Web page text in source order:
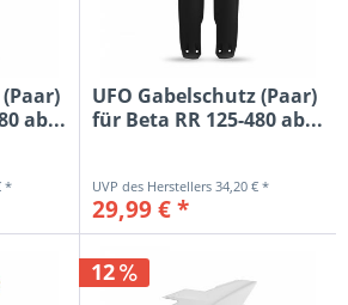
ab...
*
UFO Gabelschutz (Paar)
für Beta RR 125-480 ab...
34,20 € *
29,99 € *
12